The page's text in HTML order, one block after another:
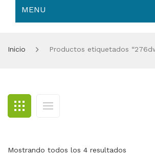
MENU
BLOG
CONTACTO
Inicio Productos etiquetados
Mostrando todos los 4 resultados